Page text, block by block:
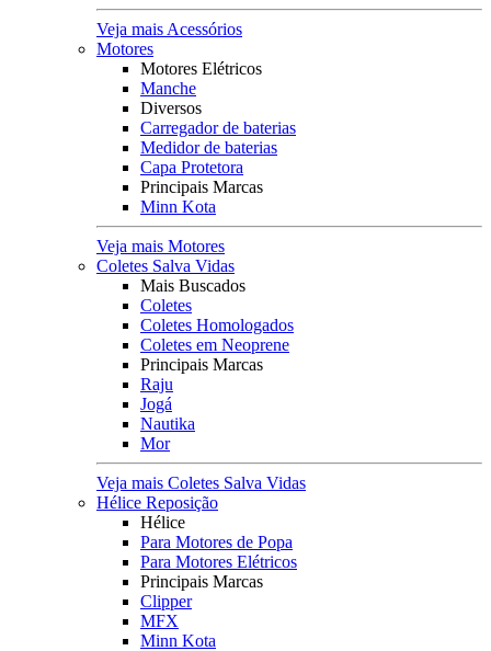
Veja mais Acessórios
Motores
Motores Elétricos
Manche
Diversos
Carregador de baterias
Medidor de baterias
Capa Protetora
Principais Marcas
Minn Kota
Veja mais Motores
Coletes Salva Vidas
Mais Buscados
Coletes
Coletes Homologados
Coletes em Neoprene
Principais Marcas
Raju
Jogá
Nautika
Mor
Veja mais Coletes Salva Vidas
Hélice Reposição
Hélice
Para Motores de Popa
Para Motores Elétricos
Principais Marcas
Clipper
MFX
Minn Kota